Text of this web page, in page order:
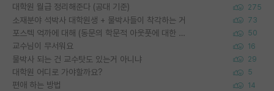
대학원 월급 정리해준다 (공대 기준) 275
소재분야 석박사 대학원생 + 물박사들이 착각하는 거 73
포스텍 억까에 대해 (동문의 학문적 아웃풋에 대한 반박) 50
교수님이 무서워요 16
물박사 되는 건 교수탓도 있는거 아니냐 29
대학원 어디로 가야할까요? 5
편애 하는 방법 14